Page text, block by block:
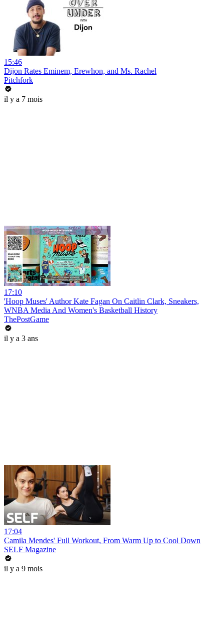
15:46
Dijon Rates Eminem, Erewhon, and Ms. Rachel
Pitchfork
il y a 7 mois
17:10
'Hoop Muses' Author Kate Fagan On Caitlin Clark, Sneakers,
WNBA Media And Women's Basketball History
ThePostGame
il y a 3 ans
17:04
Camila Mendes' Full Workout, From Warm Up to Cool Down
SELF Magazine
il y a 9 mois